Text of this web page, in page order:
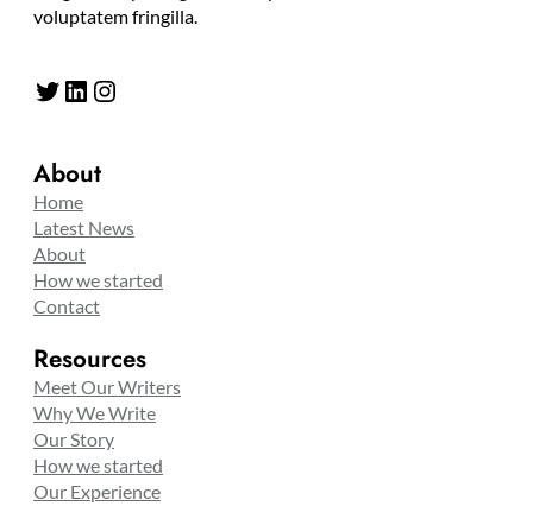
voluptatem fringilla.
Twitter LinkedIn Instagram
About
Home
Latest News
About
How we started
Contact
Resources
Meet Our Writers
Why We Write
Our Story
How we started
Our Experience